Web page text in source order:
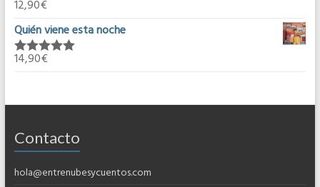
Valorado en
12,90€
Quién viene esta noche
Valorado en
14,90€
Contacto
hola@entrenubesycuentos.com